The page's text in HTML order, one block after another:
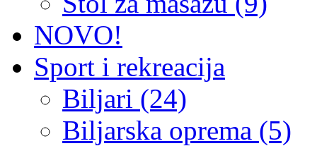
NOVO!
Sport i rekreacija
Biljari (24)
Biljarska oprema (5)